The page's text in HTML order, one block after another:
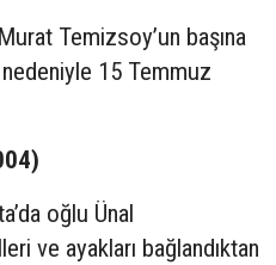
Temizsoy’un başına
15 Temmuz
oğlu Ünal
ve ayakları bağlandıktan